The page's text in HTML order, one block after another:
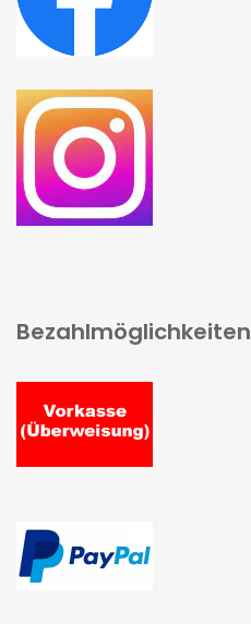
Bezahlmöglichkeiten